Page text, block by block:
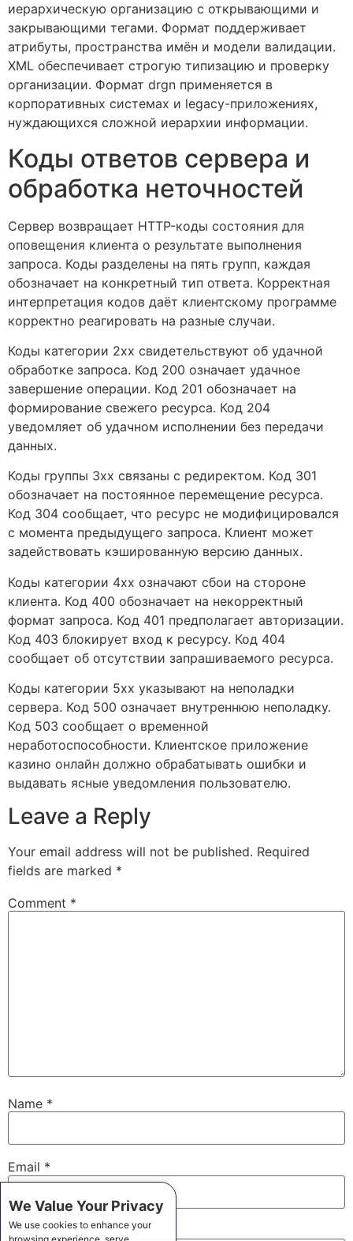
иерархическую организацию с открывающими и
закрывающими тегами. Формат поддерживает
атрибуты, пространства имён и модели валидации.
XML обеспечивает строгую типизацию и проверку
организации. Формат drgn применяется в
корпоративных системах и legacy-приложениях,
нуждающихся сложной иерархии информации.
Коды ответов сервера и
обработка неточностей
Сервер возвращает HTTP-коды состояния для
оповещения клиента о результате выполнения
запроса. Коды разделены на пять групп, каждая
обозначает на конкретный тип ответа. Корректная
интерпретация кодов даёт клиентскому программе
корректно реагировать на разные случаи.
Коды категории 2xx свидетельствуют об удачной
обработке запроса. Код 200 означает удачное
завершение операции. Код 201 обозначает на
формирование свежего ресурса. Код 204
уведомляет об удачном исполнении без передачи
данных.
Коды группы 3xx связаны с редиректом. Код 301
обозначает на постоянное перемещение ресурса.
Код 304 сообщает, что ресурс не модифицировался
с момента предыдущего запроса. Клиент может
задействовать кэшированную версию данных.
Коды категории 4xx означают сбои на стороне
клиента. Код 400 обозначает на некорректный
формат запроса. Код 401 предполагает авторизации.
Код 403 блокирует вход к ресурсу. Код 404
сообщает об отсутствии запрашиваемого ресурса.
Коды категории 5xx указывают на неполадки
сервера. Код 500 означает внутреннюю неполадку.
Код 503 сообщает о временной
неработоспособности. Клиентское приложение
казино онлайн должно обрабатывать ошибки и
выдавать ясные уведомления пользователю.
Leave a Reply
Your email address will not be published. Required
fields are marked *
Comment *
Name *
Email *
Website
We Value Your Privacy
We use cookies to enhance your